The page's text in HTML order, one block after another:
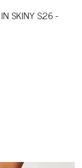
SKINY S26 -